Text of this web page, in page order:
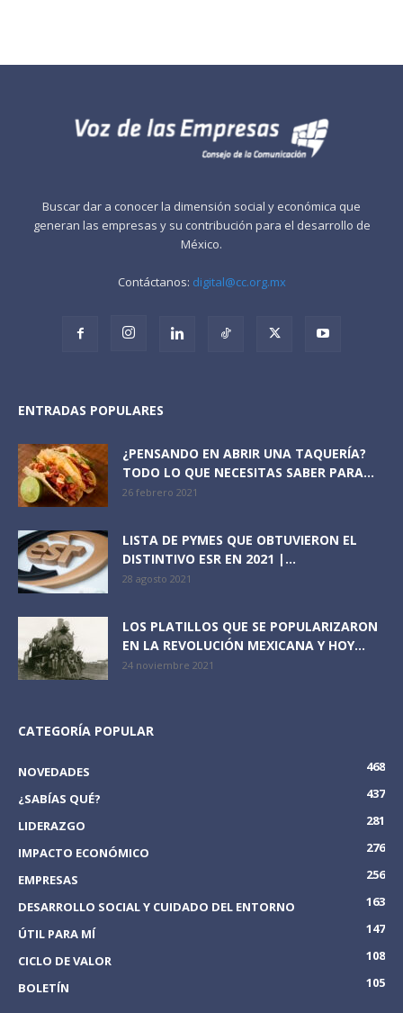
Buscar dar a conocer la dimensión social y económica que
generan las empresas y su contribución para el desarrollo de
México.
Contáctanos: digital@cc.org.mx
ENTRADAS POPULARES
¿PENSANDO EN ABRIR UNA TAQUERÍA?
TODO LO QUE NECESITAS SABER PARA...
26 febrero 2021
LISTA DE PYMES QUE OBTUVIERON EL
DISTINTIVO ESR EN 2021 |...
28 agosto 2021
LOS PLATILLOS QUE SE POPULARIZARON
EN LA REVOLUCIÓN MEXICANA Y HOY...
24 noviembre 2021
CATEGORÍA POPULAR
NOVEDADES
468
¿SABÍAS QUÉ?
437
LIDERAZGO
281
IMPACTO ECONÓMICO
276
EMPRESAS
256
DESARROLLO SOCIAL Y CUIDADO DEL ENTORNO
163
ÚTIL PARA MÍ
147
CICLO DE VALOR
108
BOLETÍN
105